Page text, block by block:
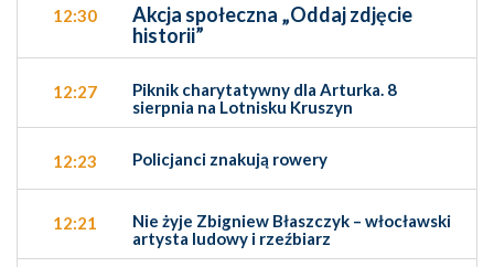
12:30
Akcja społeczna „Oddaj zdjęcie
historii”
12:27
Piknik charytatywny dla Arturka. 8
sierpnia na Lotnisku Kruszyn
12:23 Policjanci znakują rowery
12:21
Nie żyje Zbigniew Błaszczyk – włocławski
artysta ludowy i rzeźbiarz